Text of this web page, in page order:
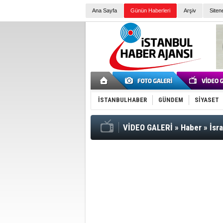
Ana Sayfa Günün Haberleri Arşiv
İSTANBULHABER GÜNDEM SİYASET
VİDEO GALERİ » Haber »